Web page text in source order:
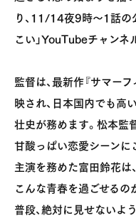
り、11/14夜9時〜1話の
こい」YouTubeチャンネ
監督は、最新作『サマー
映され、日本国内でも高
壮史が務めます。松本監
甘酸っぱい恋愛シーンに
主演を務めた富田鈴花は
こんな青春を過ごせる
普段、絶対に見せないよ